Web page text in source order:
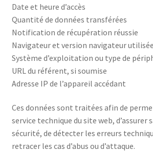
Date et heure d’accès
Quantité de données transférées
Notification de récupération réussie
Navigateur et version navigateur utilisée
Système d’exploitation ou type de
URL du référent, si soumise
Adresse IP de l’appareil accédant
Ces données sont traitées afin de
service technique du site web, d’assurer
sécurité, de détecter les erreurs
retracer les cas d’abus ou d’attaque.